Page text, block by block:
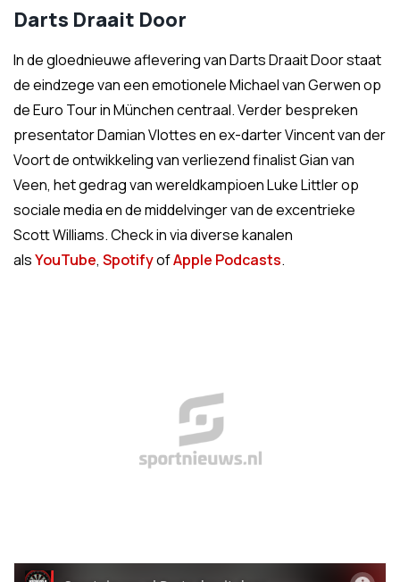
Darts Draait Door
In de gloednieuwe aflevering van Darts Draait Door staat
de eindzege van een emotionele Michael van Gerwen op
de Euro Tour in München centraal. Verder bespreken
presentator Damian Vlottes en ex-darter Vincent van der
Voort de ontwikkeling van verliezend finalist Gian van
Veen, het gedrag van wereldkampioen Luke Littler op
sociale media en de middelvinger van de excentrieke
Scott Williams. Check in via diverse kanalen
alsYouTube, SpotifyofApple Podcasts.